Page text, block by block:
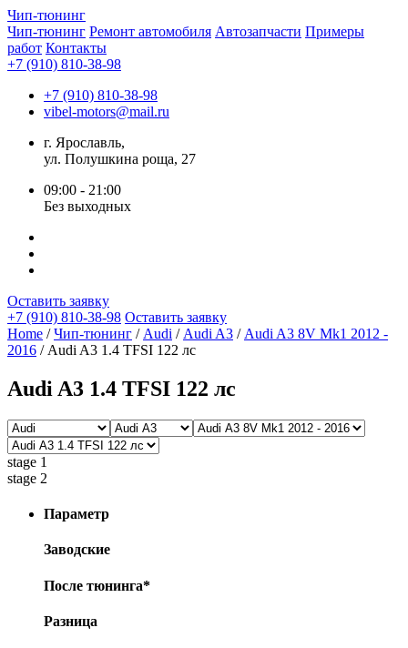
Чип-тюнинг
Чип-тюнинг Ремонт автомобиля Автозапчасти Примеры
работ Контакты
+7 (910) 810-38-98
+7 (910) 810-38-98
vibel-motors@mail.ru
г. Ярославль,
ул. Полушкина роща, 27
09:00 - 21:00
Без выходных
Оставить заявку
+7 (910) 810-38-98 Оставить заявку
Home /Чип-тюнинг / Audi / Audi A3 / Audi A3 8V Mk1 2012 -
2016 / Audi A3 1.4 TFSI 122 лс
Audi A3 1.4 TFSI 122 лс
stage 1
stage 2
Параметр
Заводские
После тюнинга*
Разница